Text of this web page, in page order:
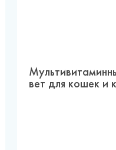
вет для кошек и